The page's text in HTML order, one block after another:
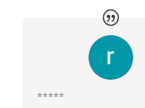
⭐️⭐️⭐️⭐️⭐️